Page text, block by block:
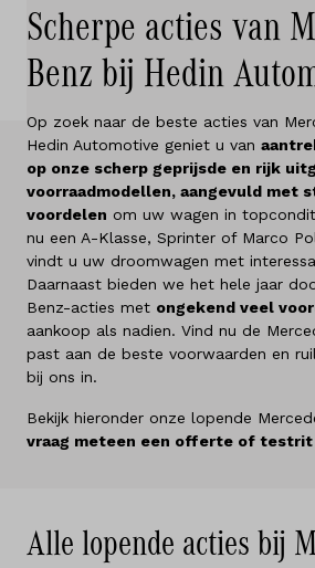
Over ons
Land
Taal
Nederlands
Frans
Scherpe acties van
Benz bij Hedin
Op zoek naar de beste acties van
Hedin Automotive geniet u van
op onze scherp geprijsde en rijk
voorraadmodellen, aangevuld met
voordelen om uw wagen in
nu een A-Klasse, Sprinter of Marco
vindt u uw droomwagen met
Daarnaast bieden we het hele jaar
Benz-acties met ongekend veel
aankoop als nadien. Vind nu de
past aan de beste voorwaarden en
bij ons in.
Bekijk hieronder onze lopende
vraag meteen een offerte of testrit
Alle lopende acties bij